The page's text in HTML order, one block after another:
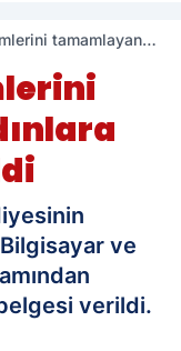
tamamlayan
ve
verildi.